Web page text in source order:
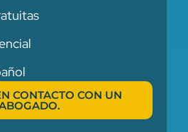
CONTACTO CON UN